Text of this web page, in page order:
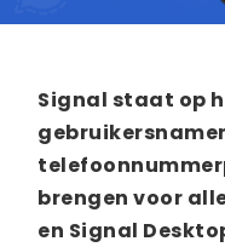
Signal staat op
brengen voor
en Signal